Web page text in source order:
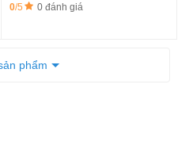
0/5 0 đánh giá
phẩm